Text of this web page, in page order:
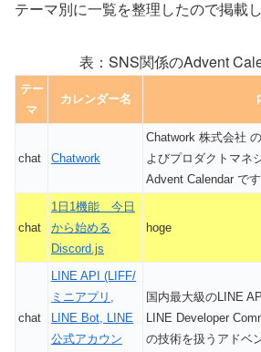
テーマ別に一覧を整理したので掲載し
SNS関係のAdvent
テー
マ
カレンダー名
chat Chatwork
Chatwork 株式会社
よびプロダクトマネ
Advent Calendar です
chat
1日1機能 今日
から始める
Discord.js
hoge
chat
LINE API (LIFF/
ミニアプリ,
LINE Bot, LINE
公式アカウン
国内最大級のLINE
LINE Developer
の技術を扱うアドベ